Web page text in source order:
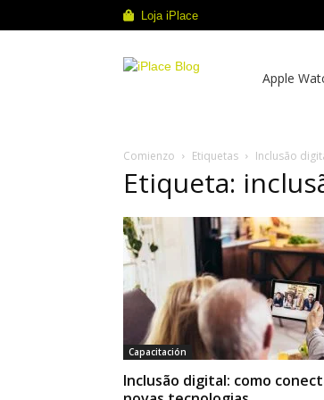
Loja iPlace
Apple
Comienzo Etiquetas Inclusão
Etiqueta:
Capacitación
Inclusão digital: como